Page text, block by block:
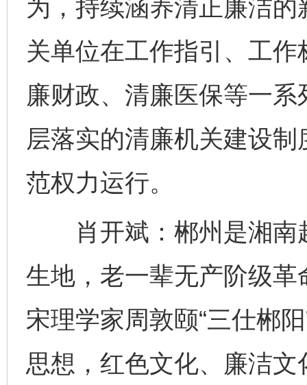
为，持续涵养清正廉洁
关单位在工作指引、工
廉财政、清廉医保等一
层落实的清廉机关建设
范权力运行。
肖开斌：郴州是湘南
生地，老一辈无产阶级
宋理学家周敦颐“三仕郴
思想，红色文化、廉洁